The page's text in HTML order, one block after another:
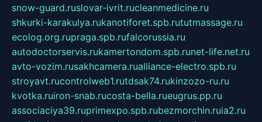
snow-guard.ruslovar-ivrit.rucleanmedicine.ru
shkurki-karakulya.rukanotiforet.spb.rututmassage.ru
ecolog.org.rupraga.spb.rufalcorussia.ru
autodoctorservis.rukamertondom.spb.runet-life.net.ru
avto-vozim.rusakhcamera.rualliance-electro.spb.ru
stroyavt.rucontrolweb1.rutdsak74.rukinzozo-ru.ru
kvotka.ruiron-snab.rucosta-bella.rueugrus.pp.ru
associaciya39.ruprimexpo.spb.rubezmorchin.ruia2.ru